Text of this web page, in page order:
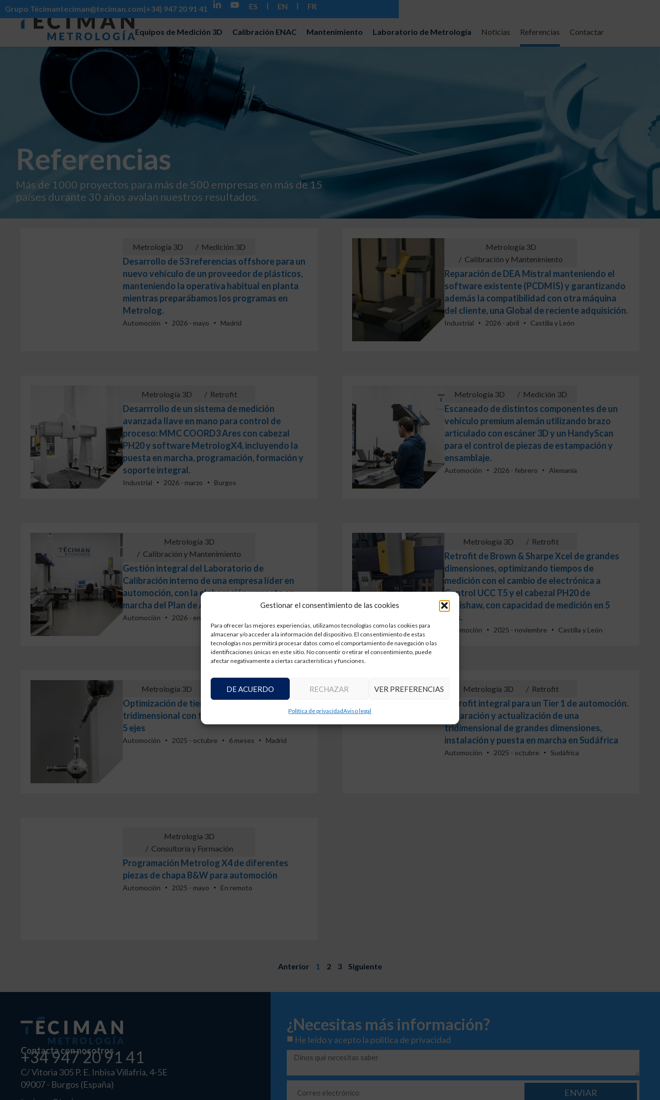
Gestionar el consentimiento de las cookies
Para ofrecer las mejores experiencias, utilizamos tecnologías como las cookies para
almacenar y/o acceder a la información del dispositivo. El consentimiento de estas
tecnologías nos permitirá procesar datos como el comportamiento de navegación o las
identificaciones únicas en este sitio. No consentir o retirar el consentimiento, puede
afectar negativamente a ciertas características y funciones.
DE ACUERDO RECHAZAR VER PREFERENCIAS
Política de privacidadAviso legal
Grupo Técimanteciman@teciman.com(+34) 947 20 91 41 ES EN FR
Equipos de Medición 3D Calibración ENAC Mantenimiento Laboratorio de Metrología Noticias Referencias Contactar
Referencias
Más de 1000 proyectos para más de 500 empresas en más de 15
países durante 30 años avalan nuestros resultados.
Metrología 3D / Medición 3D
Desarrollo de 53 referencias offshore para un
nuevo vehículo de un proveedor de plásticos,
manteniendo la operativa habitual en planta
mientras preparábamos los programas en
Metrolog.
Automoción 2026 - mayo Madrid
Metrología 3D
/ Calibración y Mantenimiento
Reparación de DEA Mistral manteniendo el
software existente (PCDMIS) y garantizando
además la compatibilidad con otra máquina
del cliente, una Global de reciente adquisición.
Industrial 2026 - abril Castilla y León
Metrología 3D / Retrofit
Desarrrollo de un sistema de medición
avanzada llave en mano para control de
proceso: MMC COORD3 Ares con cabezal
PH20 y software MetrologX4, incluyendo la
puesta en marcha, programación, formación y
soporte integral.
Industrial 2026 - marzo Burgos
Metrología 3D / Medición 3D
Escaneado de distintos componentes de un
vehículo premium alemán utilizando brazo
articulado con escáner 3D y un HandyScan
para el control de piezas de estampación y
ensamblaje.
Automoción 2026 - febrero Alemania
Metrología 3D
/ Calibración y Mantenimiento
Gestión integral del Laboratorio de
Calibración interno de una empresa líder en
automoción, con la elaboración y puesta en
marcha del Plan de Actuación.
Automoción 2026 - enero
Metrología 3D / Retrofit
Retrofit de Brown & Sharpe Xcel de grandes
dimensiones, optimizando tiempos de
medición con el cambio de electrónica a
Control UCC T5 y el cabezal PH20 de
Renishaw, con capacidad de medición en 5
ejes.
Automoción 2025 - noviembre Castilla y León
Metrología 3D Retrofit
Optimización de tiempos de medición en
tridimensional con tecnología de medición en
5 ejes
Automoción 2025 - octubre 6 meses Madrid
Metrología 3D / Retrofit
Retrofit integral para un Tier 1 de automoción.
Reparación y actualización de una
tridimensional de grandes dimensiones,
instalación y puesta en marcha en Sudáfrica
Automoción 2025 - octubre Sudáfrica
Metrología 3D
/ Consultoría y Formación
Programación Metrolog X4 de diferentes
piezas de chapa B&W para automoción
Automoción 2025 - mayo En remoto
Anterior 1 2 3 Siguiente
Contacta con nosotros
+34 947 20 91 41
C/ Vitoria 305 P. E. Inbisa Villafría, 4-5E
09007 - Burgos (España)
¿Necesitas más información?
He leído y acepto la política de privacidad
ENVIAR